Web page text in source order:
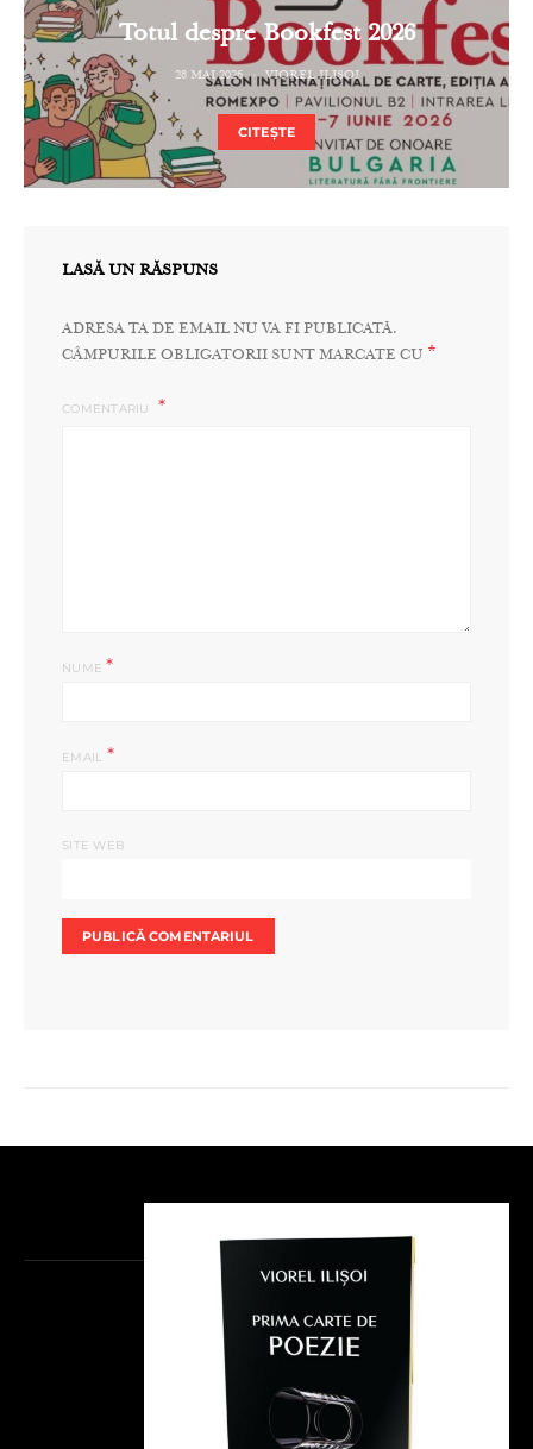
Totul despre Bookfest 2026
28 MAI 2026 VIOREL ILIȘOI
CITEȘTE
LASĂ UN RĂSPUNS
ADRESA TA DE EMAIL NU VA FI PUBLICATĂ.
CÂMPURILE OBLIGATORII SUNT MARCATE CU *
COMENTARIU
NUME*
EMAIL *
SITE WEB